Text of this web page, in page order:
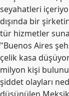
seyahatleri
dışında bir
tür hizmetler
"Buenos Aires
çelik kasa
milyon kişi
şiddet olayları